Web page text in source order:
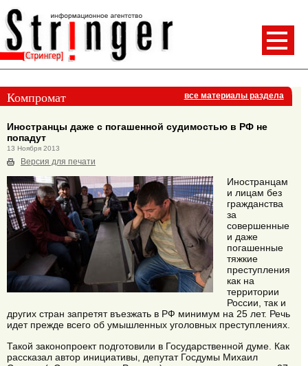
Компромат все материалы раздела
Иностранцы даже с погашенной судимостью в РФ не
попадут
13 Ноября 2013
Версия для печати
Иностранцам
и лицам без
гражданства
за
совершенные
и даже
погашенные
тяжкие
преступления
как на
территории
России, так и
других стран запретят въезжать в РФ минимум на 25 лет. Речь
идет прежде всего об умышленных уголовных преступлениях.
Такой законопроект подготовили в Государственной думе. Как
рассказал автор инициативы, депутат Госдумы Михаил